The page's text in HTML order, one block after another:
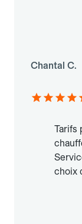
Chantal C.
Tarifs
choix